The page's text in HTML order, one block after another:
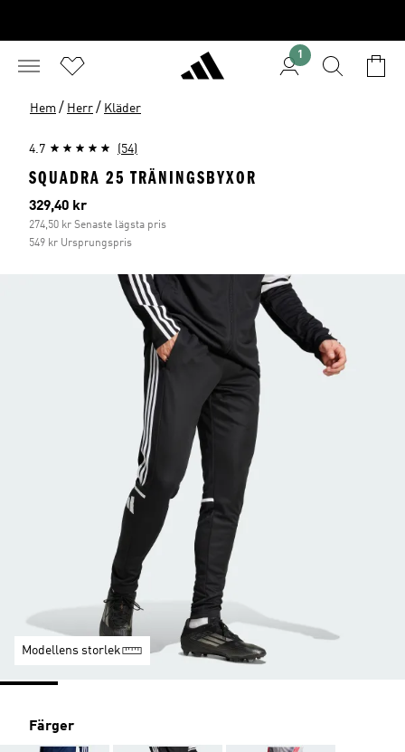
1
Hem / Herr / Kläder
4.7 (54)
SQUADRA 25 TRÄNINGSBYXOR
Aktuellt pris
329,40 kr
274,50 kr Senaste lägsta pris
549 kr Ursprungspris
Modellens storlek
Färger